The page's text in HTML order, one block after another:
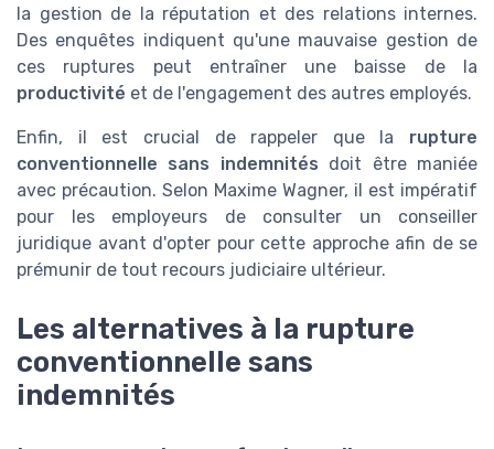
la gestion de la réputation et des relations internes.
Des enquêtes indiquent qu'une mauvaise gestion de
ces ruptures peut entraîner une baisse de la
productivité et de l'engagement des autres employés.
Enfin, il est crucial de rappeler que la rupture
conventionnelle sans indemnités doit être maniée
avec précaution. Selon Maxime Wagner, il est impératif
pour les employeurs de consulter un conseiller
juridique avant d'opter pour cette approche afin de se
prémunir de tout recours judiciaire ultérieur.
Les alternatives à la rupture
conventionnelle sans
indemnités